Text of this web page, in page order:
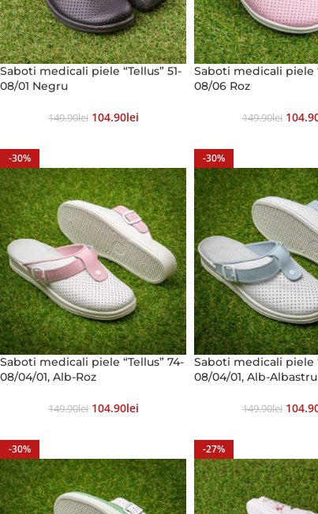
Saboti medicali piele “Tellus” 51-
08/01 Negru
149.90Lei 104.90Lei
Saboti medicali piele
08/06 Roz
149.90Lei
-30%
Saboti medicali piele “Tellus” 74-
08/04/01, Alb-Roz
149.90Lei 104.90Lei
-30%
Saboti medicali piele
08/04/01, Alb-Albastru
149.90Lei
-30% -27%